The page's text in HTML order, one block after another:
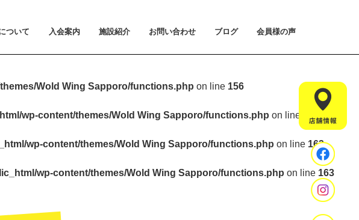
ついて
は
て
入会案内
入会案内
料金とお支払い方法について
体験会とトライアルプランについて
ビジター利用のご案内
会員規約
施設紹介
施設紹介
設置マシンのご紹介
アクセス
スタッフ紹介
お問い合わせ
お問い合わせ
入会手続きのご予約
体験会のご予約
見学・相談のご予約
よくあるご質問
ブログ 会員様の声
Wold Wing Sapporo/functions.php on line 156
wp-content/themes/Wold Wing Sapporo/functions.php on line 157
wp-content/themes/Wold Wing Sapporo/functions.php on line 163
wp-content/themes/Wold Wing Sapporo/functions.php on line 163